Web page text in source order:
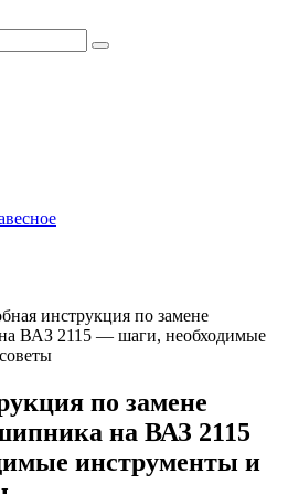
инструкция по замене
ВАЗ 2115 — шаги, необходимые
по замене
на ВАЗ 2115
инструменты и